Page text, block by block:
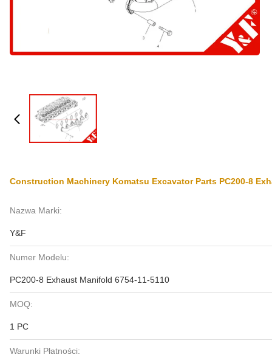
Construction Machinery Komatsu Excavator Parts PC200-8
Nazwa Marki:
Y&F
Numer Modelu:
PC200-8 Exhaust Manifold 6754-11-5110
MOQ:
1 PC
Warunki Płatności: